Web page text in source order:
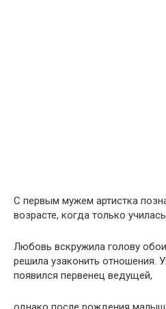
С первым мужем артистка
возрасте, когда только
Любовь вскружила голову
решила узаконить отношения.
появился первенец ведущей,